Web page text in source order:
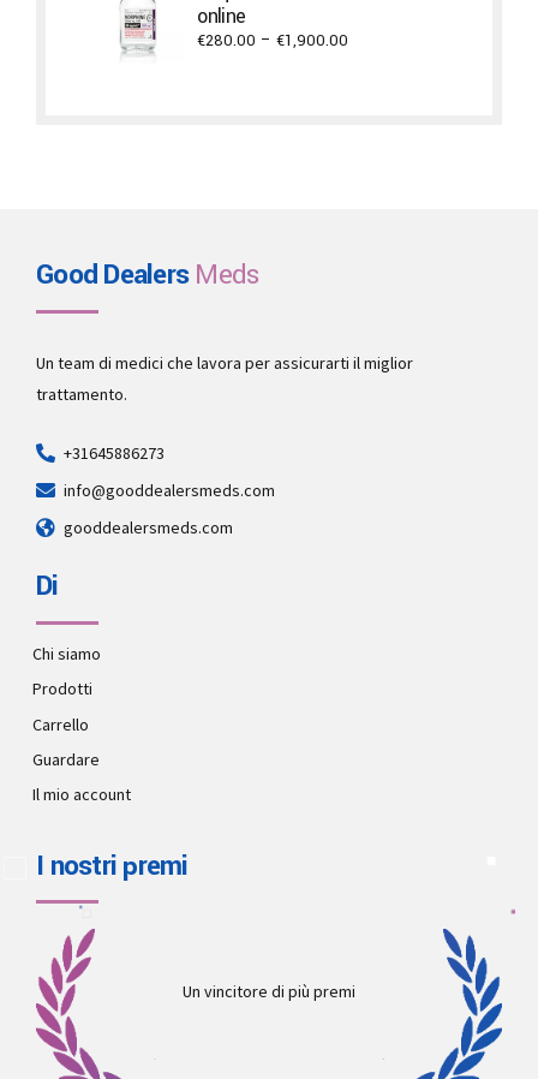
€11,700.00
online
€280.00 – €1,900.00
Good DealersMeds
Un team di medici che lavora per assicurarti il miglior
trattamento.
+31645886273
info@gooddealersmeds.com
gooddealersmeds.com
Di
Chi siamo
Prodotti
Carrello
Guardare
Il mio account
I nostri premi
Un vincitore di più premi